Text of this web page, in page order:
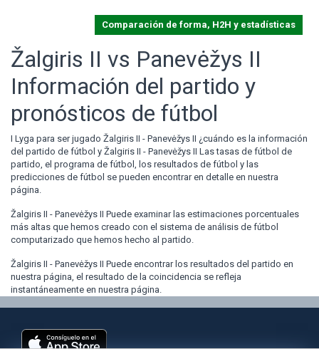
Comparación de forma, H2H y estadísticas
Žalgiris II vs Panevėžys II
Información del partido y
pronósticos de fútbol
I Lyga para ser jugado Žalgiris II - Panevėžys II ¿cuándo es la información
del partido de fútbol y Žalgiris II - Panevėžys II Las tasas de fútbol de
partido, el programa de fútbol, los resultados de fútbol y las
predicciones de fútbol se pueden encontrar en detalle en nuestra
página.
Žalgiris II - Panevėžys II Puede examinar las estimaciones porcentuales
más altas que hemos creado con el sistema de análisis de fútbol
computarizado que hemos hecho al partido.
Žalgiris II - Panevėžys II Puede encontrar los resultados del partido en
nuestra página, el resultado de la coincidencia se refleja
instantáneamente en nuestra página.